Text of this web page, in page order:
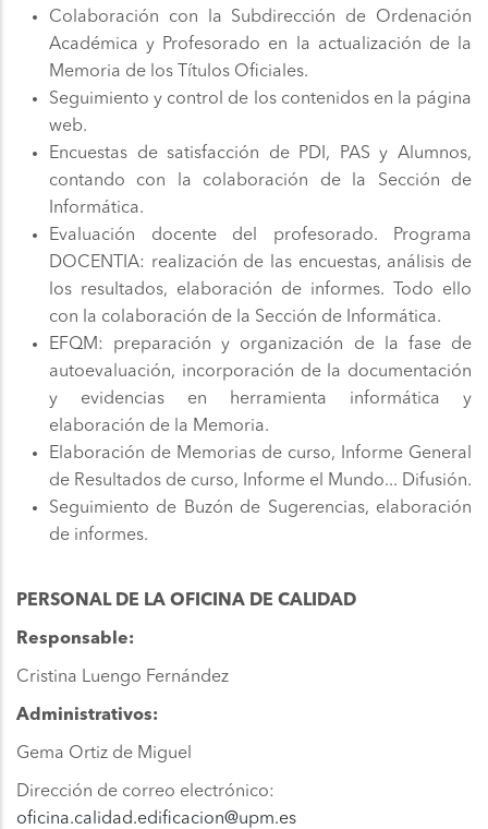
Colaboración con la Subdirección de Ordenación
Académica y Profesorado en la actualización de la
Memoria de los Títulos Oficiales.
Seguimiento y control de los contenidos en la página
web.
Encuestas de satisfacción de PDI, PAS y Alumnos,
contando con la colaboración de la Sección de
Informática.
Evaluación docente del profesorado. Programa
DOCENTIA: realización de las encuestas, análisis de
los resultados, elaboración de informes. Todo ello
con la colaboración de la Sección de Informática.
EFQM: preparación y organización de la fase de
autoevaluación, incorporación de la documentación
y evidencias en herramienta informática y
elaboración de la Memoria.
Elaboración de Memorias de curso, Informe General
de Resultados de curso, Informe el Mundo... Difusión.
Seguimiento de Buzón de Sugerencias, elaboración
de informes.
PERSONAL DE LA OFICINA DE CALIDAD
Responsable:
Cristina Luengo Fernández
Administrativos:
Gema Ortiz de Miguel
Dirección de correo electrónico:
oficina.calidad.edificacion@upm.es